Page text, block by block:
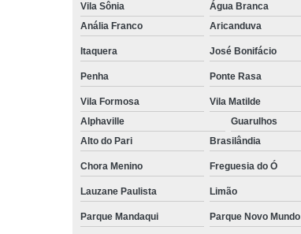
Vila Sônia
Água Branca
Anália Franco
Aricanduva
Itaquera José Bonifácio
Penha Ponte Rasa
Vila Formosa Vila Matilde
Alphaville
Guarulhos
Alto do Pari
Brasilândia
Chora Menino Freguesia do Ó
Lauzane Paulista Limão
Parque Mandaqui Parque Novo Mundo